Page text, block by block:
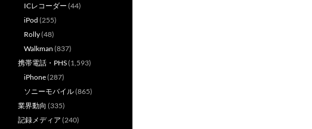
ICレコーダー (44)
iPod (255)
Rolly(48)
Walkman (837)
携帯電話・PHS(1,593)
iPhone(287)
ソニーモバイル(865)
業界動向 (335)
記録メディア (240)